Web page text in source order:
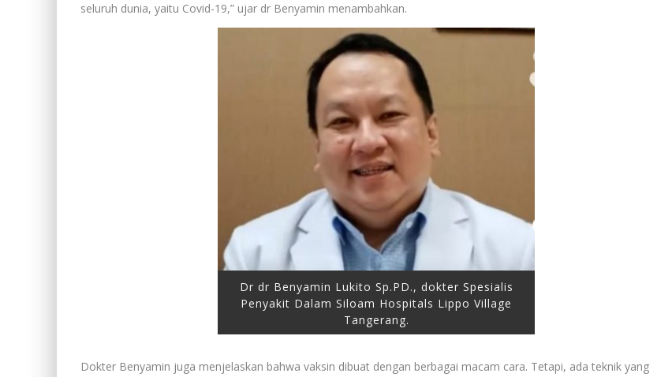
seluruh dunia, yaitu Covid-19,” ujar dr Benyamin menambahkan.
Dr dr Benyamin Lukito Sp.PD., dokter Spesialis
Penyakit Dalam Siloam Hospitals Lippo Village
Tangerang.
Dokter Benyamin juga menjelaskan bahwa vaksin dibuat dengan berbagai macam cara. Tetapi, ada teknik yang